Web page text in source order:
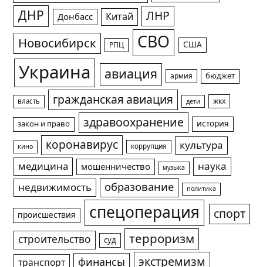
ДНР Донбасс Китай ЛНР
Новосибирск РПЦ СВО США
Украина авиация армия бюджет
власть гражданская авиация дети жкх
закон и право здравоохранение история
кино коронавирус коррупция
культура
медицина
мошенничество музыка
наука
недвижимость
образование политика
происшествия спецоперация спорт
строительство суд терроризм
транспорт финансы экстремизм